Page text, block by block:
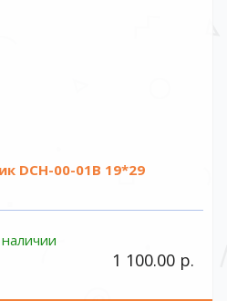
DCH-00-01B 19*29
1 100.00 р.